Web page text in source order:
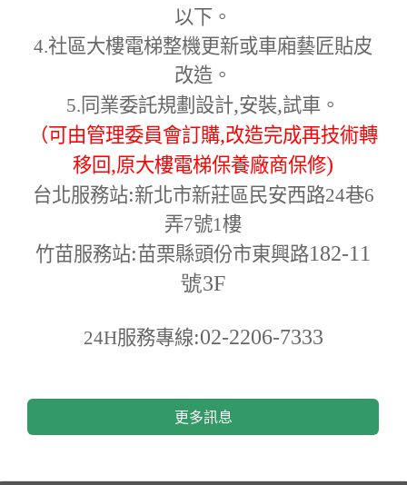
以下。
4.社區大樓電梯整機更新或車廂藝匠貼皮
改造。
5. 同業委託規劃設計,安裝,試車。
（可由管理委員會訂購,改造完成再技術轉
移回,原大樓電梯保養廠商保修)
台北服務站:新北市新莊區民安西路24巷6
弄7號1樓
竹苗服務站:苗栗縣頭份市東興路182-11
號3F
24H服務專線:02-2206-7333
更多訊息